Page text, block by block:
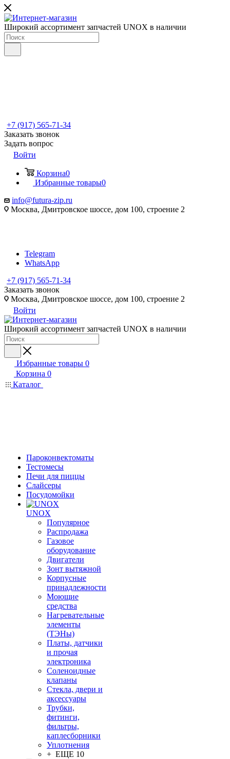
Широкий ассортимент запчастей UNOX в наличии
+7 (917) 565-71-34
Заказать звонок
Задать вопрос
Войти
Корзина0
Избранные товары0
info@futura-zip.ru
Москва, Дмитровское шоссе, дом 100, строение 2
Telegram
WhatsApp
+7 (917) 565-71-34
Заказать звонок
Москва, Дмитровское шоссе, дом 100, строение 2
Войти
Широкий ассортимент запчастей UNOX в наличии
Избранные товары 0
Корзина 0
Каталог
Пароконвектоматы
Тестомесы
Печи для пиццы
Слайсеры
Посудомойки
UNOX
Популярное
Распродажа
Газовое
оборудование
Двигатели
Зонт вытяжной
Корпусные
принадлежности
Моющие
средства
Нагревательные
элементы
(ТЭНы)
Платы, датчики
и прочая
электроника
Соленоидные
клапаны
Стекла, двери и
аксессуары
Трубки,
фитинги,
фильтры,
каплесборники
Уплотнения
+ ЕЩЕ 10